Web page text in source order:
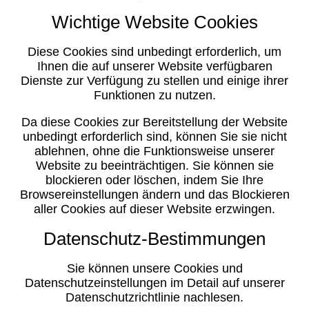
Wichtige Website Cookies
Diese Cookies sind unbedingt erforderlich, um
Ihnen die auf unserer Website verfügbaren
Dienste zur Verfügung zu stellen und einige ihrer
Funktionen zu nutzen.
Da diese Cookies zur Bereitstellung der Website
unbedingt erforderlich sind, können Sie sie nicht
ablehnen, ohne die Funktionsweise unserer
Website zu beeinträchtigen. Sie können sie
blockieren oder löschen, indem Sie Ihre
Browsereinstellungen ändern und das Blockieren
aller Cookies auf dieser Website erzwingen.
Datenschutz-Bestimmungen
Sie können unsere Cookies und
Datenschutzeinstellungen im Detail auf unserer
Datenschutzrichtlinie nachlesen.